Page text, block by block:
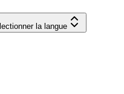
la langue